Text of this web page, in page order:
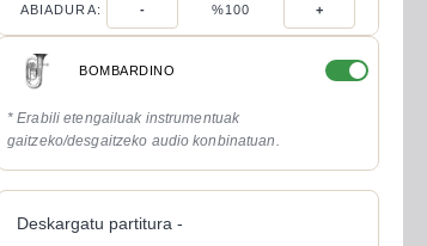
ABIADURA: - %100 +
BOMBARDINO
* Erabili etengailuak instrumentuak
gaitzeko/desgaitzeko audio konbinatuan.
Deskargatu partitura -